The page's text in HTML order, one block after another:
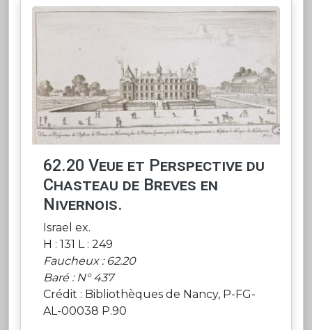
62.20 Veue et Perspective du
Chasteau de Breves en
Nivernois.
Israel ex.
H : 131 L : 249
Faucheux : 62.20
Baré : N° 437
Crédit : Bibliothèques de Nancy, P-FG-
AL-00038 P.90